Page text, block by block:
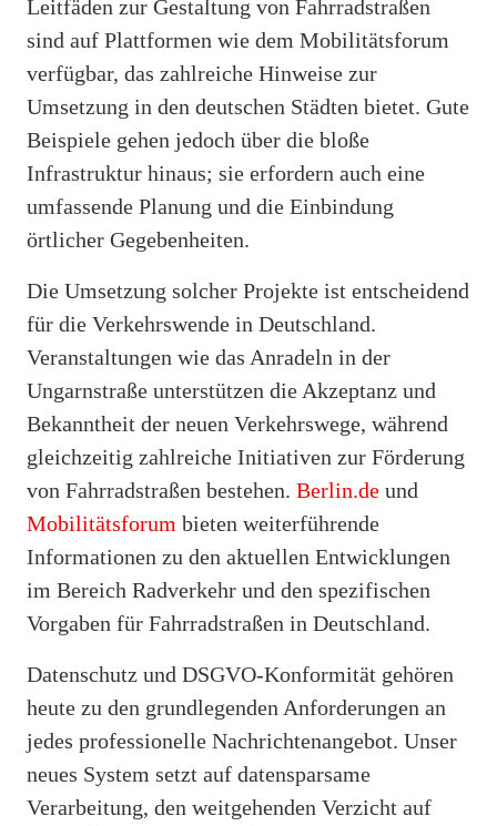
Leitfäden zur Gestaltung von Fahrradstraßen
sind auf Plattformen wie dem Mobilitätsforum
verfügbar, das zahlreiche Hinweise zur
Umsetzung in den deutschen Städten bietet. Gute
Beispiele gehen jedoch über die bloße
Infrastruktur hinaus; sie erfordern auch eine
umfassende Planung und die Einbindung
örtlicher Gegebenheiten.
Die Umsetzung solcher Projekte ist entscheidend
für die Verkehrswende in Deutschland.
Veranstaltungen wie das Anradeln in der
Ungarnstraße unterstützen die Akzeptanz und
Bekanntheit der neuen Verkehrswege, während
gleichzeitig zahlreiche Initiativen zur Förderung
von Fahrradstraßen bestehen. Berlin.de und
Mobilitätsforum bieten weiterführende
Informationen zu den aktuellen Entwicklungen
im Bereich Radverkehr und den spezifischen
Vorgaben für Fahrradstraßen in Deutschland.
Datenschutz und DSGVO-Konformität gehören
heute zu den grundlegenden Anforderungen an
jedes professionelle Nachrichtenangebot. Unser
neues System setzt auf datensparsame
Verarbeitung, den weitgehenden Verzicht auf